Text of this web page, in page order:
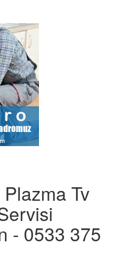
Tv
- 0533 375